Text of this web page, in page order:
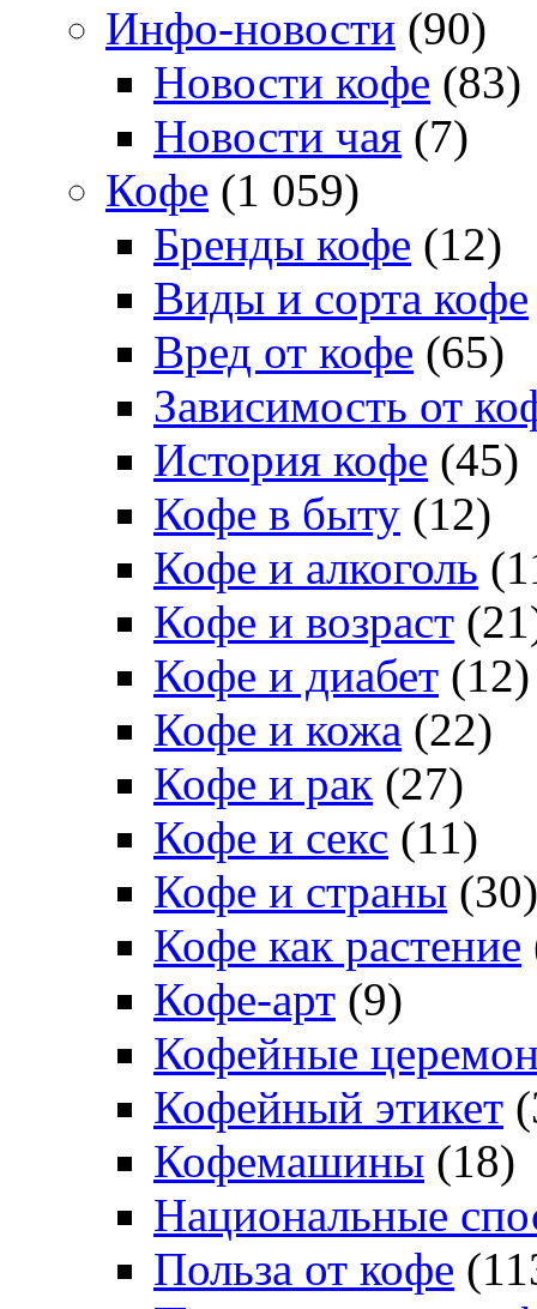
Инфо-новости (90)
Новости кофе (83)
Новости чая (7)
Кофе (1 059)
Бренды кофе (12)
Виды и сорта кофе
Вред от кофе (65)
Зависимость от
История кофе (45)
Кофе в быту (12)
Кофе и алкоголь
Кофе и возраст
Кофе и диабет (12)
Кофе и кожа (22)
Кофе и рак (27)
Кофе и секс (11)
Кофе и страны (30)
Кофе как растение
Кофе-арт (9)
Кофейные
Кофейный этикет
Кофемашины (18)
Национальные
Польза от кофе